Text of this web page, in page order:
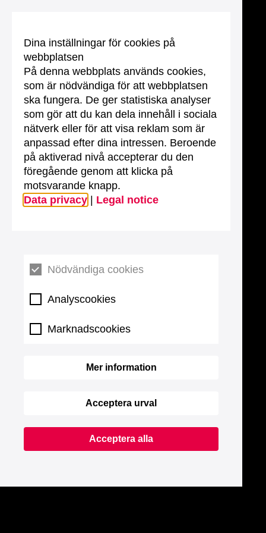
Dina inställningar för cookies på
webbplatsen
På denna webbplats används cookies,
som är nödvändiga för att webbplatsen
ska fungera. De ger statistiska analyser
som gör att du kan dela innehåll i sociala
nätverk eller för att visa reklam som är
anpassad efter dina intressen. Beroende
på aktiverad nivå accepterar du den
föregående genom att klicka på
motsvarande knapp.
Data privacy
Legal notice
Nödvändiga cookies
Analyscookies
Marknadscookies
Mer information
Acceptera urval
Acceptera alla